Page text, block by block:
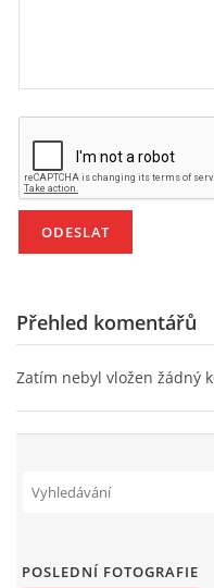
HÁDANKY K TÉMATU
PÍSNĚ K TÉMATU JARO
PÍSNĚ K TÉMATU LÉTO
BÁSNĚ K TÉMATU LÉTO
POHYBOVÉ AKTIVITY NA
Přehled komentářů
Zatím nebyl vložen žádný
POSLEDNÍ FOTOGRAFIE